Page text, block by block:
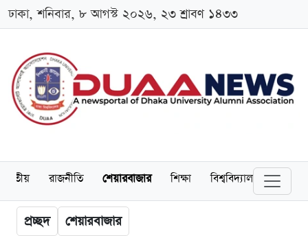
ঢাকা, শনিবার, ৮ আগস্ট ২০২৬, ২৩ শ্রাবণ ১৪৩৩
জাতীয় রাজনীতি শেয়ারবাজার শিক্ষা বিশ্ববিদ্যালয়
প্রচ্ছদ শেয়ারবাজার